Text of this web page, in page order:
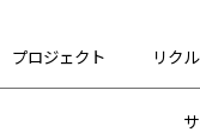
プロジェクト リク